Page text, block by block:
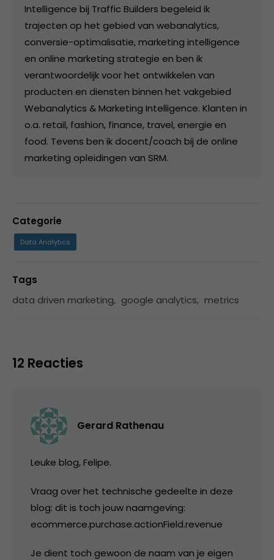
Intelligence bij Traffic Builders begeleid ik
trajecten op het gebied van webanalytics,
conversie-optimalisatie, marketing intelligence
en online marketing strategie en ben ik
verantwoordelijk voor het ontwikkelen van
producten en diensten binnen het vakgebied
Webanalytics & Marketing Intelligence. Klanten in
o.a. retail, fashion, finance, travel, energie en
food. Tevens ben ik docent/coach bij de online
marketing opleidingen van SRM.
Categorie
Data Analytics
Tags
data driven marketing, google analytics, metrics
12 Reacties
Gerard Rathenau
Leuke blog, Felipe.
Vraag over het technische gedeelte in deze
blog: dit is toch jouw naamgeving:
ecommerce.purchase.actionField.revenue
Je dient toch gewoon de naam van je eigen